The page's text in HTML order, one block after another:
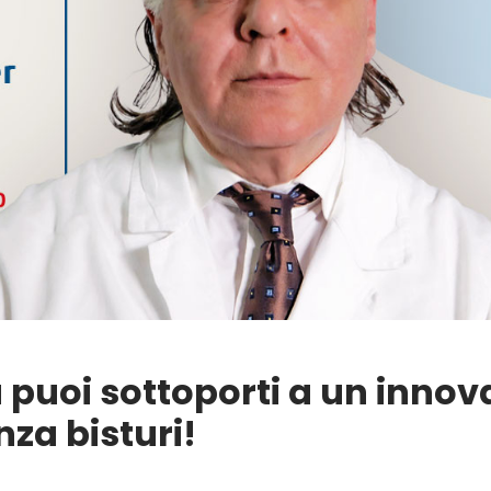
puoi sottoporti a un
bisturi!